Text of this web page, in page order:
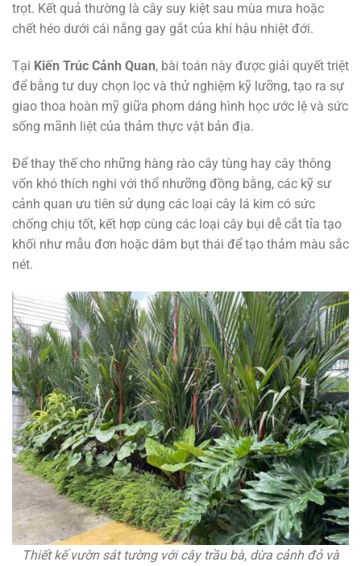
trọt. Kết quả thường là cây suy kiệt sau mùa mưa hoặc
chết héo dưới cái nắng gay gắt của khí hậu nhiệt đới.
Tại Kiến Trúc Cảnh Quan, bài toán này được giải quyết triệt
để bằng tư duy chọn lọc và thử nghiệm kỹ lưỡng, tạo ra sự
giao thoa hoàn mỹ giữa phom dáng hình học ước lệ và sức
sống mãnh liệt của thảm thực vật bản địa.
Để thay thế cho những hàng rào cây tùng hay cây thông
vốn khó thích nghi với thổ nhưỡng đồng bằng, các kỹ sư
cảnh quan ưu tiên sử dụng các loại cây lá kim có sức
chống chịu tốt, kết hợp cùng các loại cây bụi dễ cắt tỉa tạo
khối như mẫu đơn hoặc dâm bụt thái để tạo thảm màu sắc
nét.
Thiết kế vườn sát tường với cây trầu bà, dừa cảnh đỏ và